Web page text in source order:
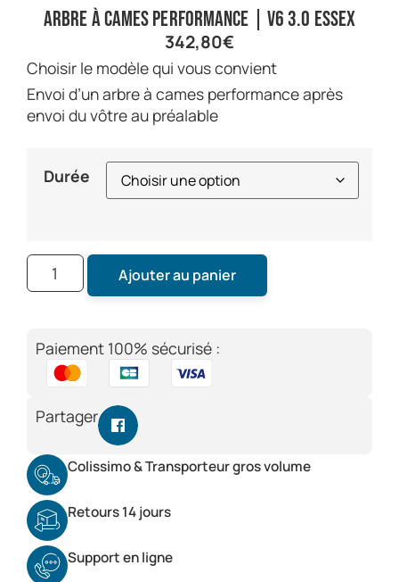
Arbre à cames performance | V6 3.0 Essex
342,80€
Choisir le modèle qui vous convient
Envoi d’un arbre à cames performance après
envoi du vôtre au préalable
Durée
Ajouter au panier
Paiement 100% sécurisé :
Partager
Colissimo & Transporteur gros volume
Retours 14 jours
Support en ligne